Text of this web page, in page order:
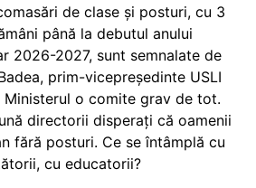
de clase și posturi, cu 3
până la debutul anului
2026-2027, sunt semnalate de
prim-vicepreședinte USLI
Ministerul o comite grav de tot.
directorii disperați că oamenii
fără posturi. Ce se întâmplă cu
cu educatorii?